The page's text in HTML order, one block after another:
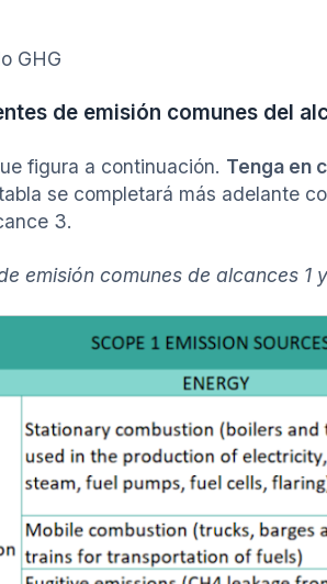
GHG
de emisión comunes del
figura a continuación. Tenga en
se completará más adelante
3.
emisión comunes de alcances 1